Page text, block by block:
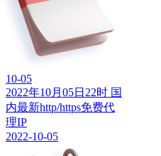
10-05
2022年10月05日22时 国
内最新http/https免费代
理IP
2022-10-05